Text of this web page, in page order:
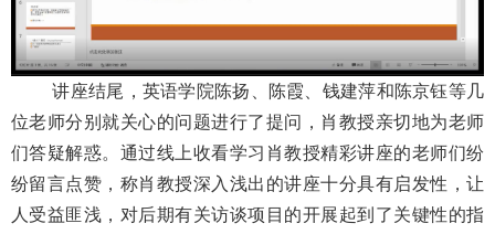
讲座结尾，英语学院陈扬、陈霞、钱建萍和陈京钰等几
位老师分别就关心的问题进行了提问，肖教授亲切地为老师
们答疑解惑。通过线上收看学习肖教授精彩讲座的老师们纷
纷留言点赞，称肖教授深入浅出的讲座十分具有启发性，让
人受益匪浅，对后期有关访谈项目的开展起到了关键性的指